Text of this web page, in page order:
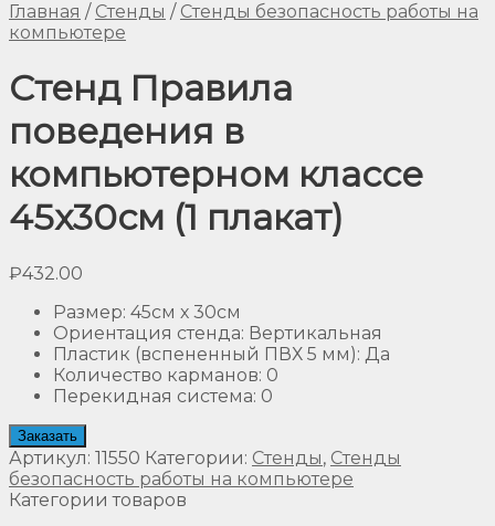
Главная / Стенды / Стенды безопасность работы на
компьютере
Стенд Правила
поведения в
компьютерном классе
45х30см (1 плакат)
₽432.00
Размер: 45см х 30см
Ориентация стенда: Вертикальная
Пластик (вспененный ПВХ 5 мм): Да
Количество карманов: 0
Перекидная система: 0
Заказать
Артикул: 11550 Категории: Стенды, Стенды
безопасность работы на компьютере
Категории товаров